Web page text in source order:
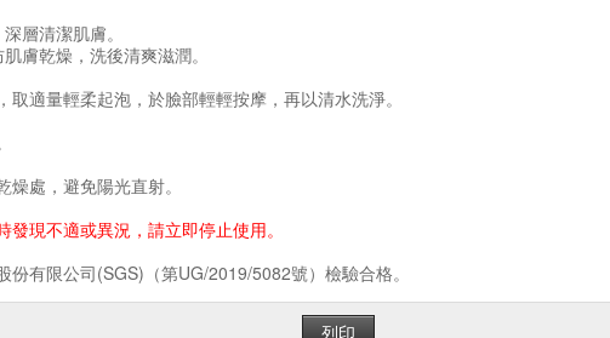
層清潔肌膚。
膚乾燥，洗後清爽滋潤。
取適量輕柔起泡，於臉部輕輕按摩，再以清水洗淨。
處，避免陽光直射。
發現不適或異況，請立即停止使用。
份有限公司(SGS)（第UG/2019/5082號）檢驗合格。
列印